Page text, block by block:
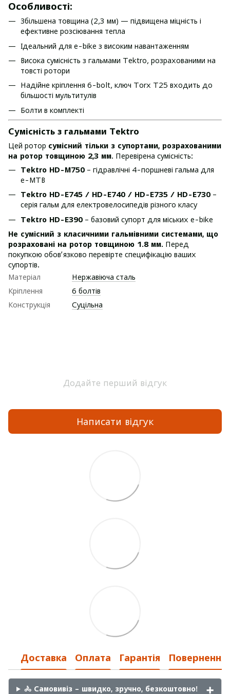
Особливості:
Збільшена товщина (2,3 мм) — підвищена міцність і
ефективне розсіювання тепла
Ідеальний для e-bike з високим навантаженням
Висока сумісність з гальмами Tektro, розрахованими на
товсті ротори
Надійне кріплення 6-bolt, ключ Torx T25 входить до
більшості мультитулів
Болти в комплекті
Сумісність з гальмами Tektro
Цей ротор сумісний тільки з супортами, розрахованими
на ротор товщиною 2,3 мм. Перевірена сумісність:
Tektro HD-M750 – гідравлічні 4-поршневі гальма для
e-MTB
Tektro HD-E745 / HD-E740 / HD-E735 / HD-E730 –
серія гальм для електровелосипедів різного класу
Tektro HD-E390 – базовий супорт для міських e-bike
Не сумісний з класичними гальмівними системами, що
розраховані на ротор товщиною 1.8 мм. Перед
покупкою обов’язково перевірте специфікацію ваших
супортів.
Матеріал
Нержавіюча сталь
Кріплення
6 болтів
Конструкція
Суцільна
Додайте перший відгук
Написати відгук
Доставка Оплата Гарантія Повернення
🚴 Самовивіз – швидко, зручно, безкоштовно!